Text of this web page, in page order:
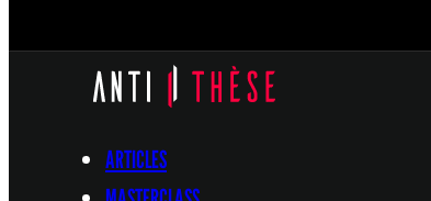
ARTICLES